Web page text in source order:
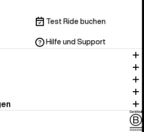
Test Ride buchen
Hilfe und Support